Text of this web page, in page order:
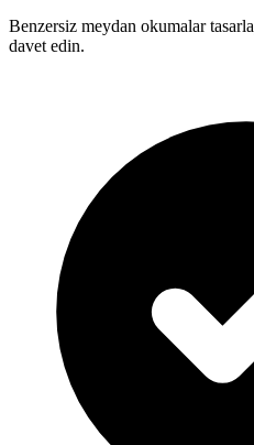
Benzersiz meydan okumalar
davet edin.